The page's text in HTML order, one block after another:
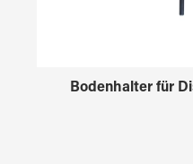
Bodenhalter für